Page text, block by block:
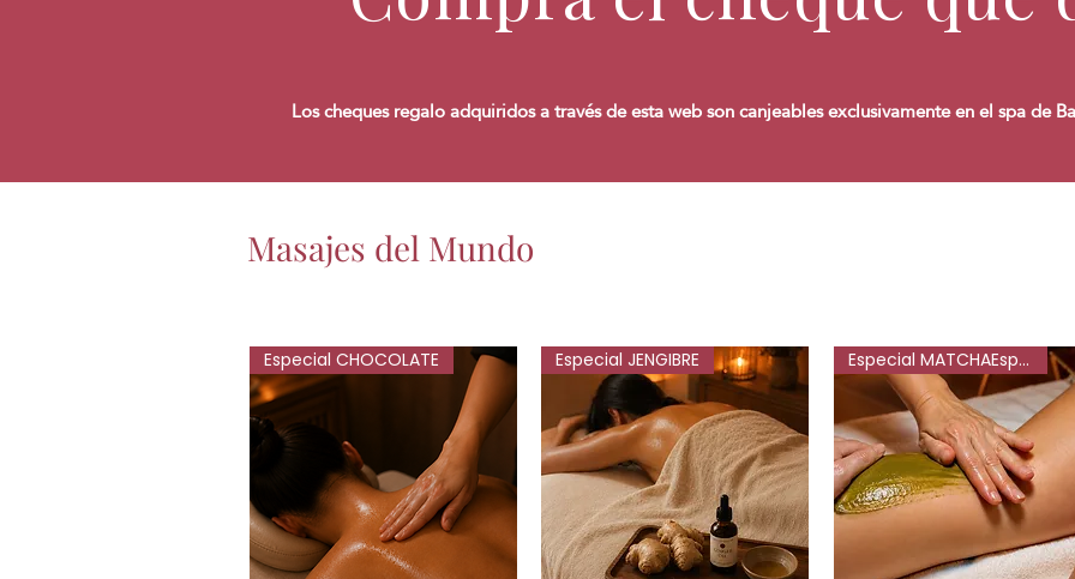
Los cheques regalo adquiridos a través de esta web son canjeables exclusivamente en el spa de
Masajes del Mundo
Especial CHOCOLATE Especial JENGIBRE Especial MATCHAEspecial MATCHA